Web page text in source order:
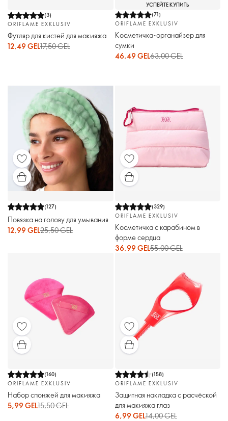
(3)
ORIFLAME EXKLUSIV
Футляр для кистей для макияжа
12,49 GEL17,50 GEL
УСПЕЙТЕ КУПИТЬ
(71)
ORIFLAME EXKLUSIV
Косметичка-органайзер для
сумки
46,49 GEL63,00 GEL
(127)
Повязка на голову для умывания
12,99 GEL25,50 GEL
(329)
ORIFLAME EXKLUSIV
Косметичка с карабином в
форме сердца
36,99 GEL55,00 GEL
(160)
ORIFLAME EXKLUSIV
Набор спонжей для макияжа
5,99 GEL15,50 GEL
(158)
ORIFLAME EXKLUSIV
Защитная накладка с расчёской
для макияжа глаз
6,99 GEL14,00 GEL